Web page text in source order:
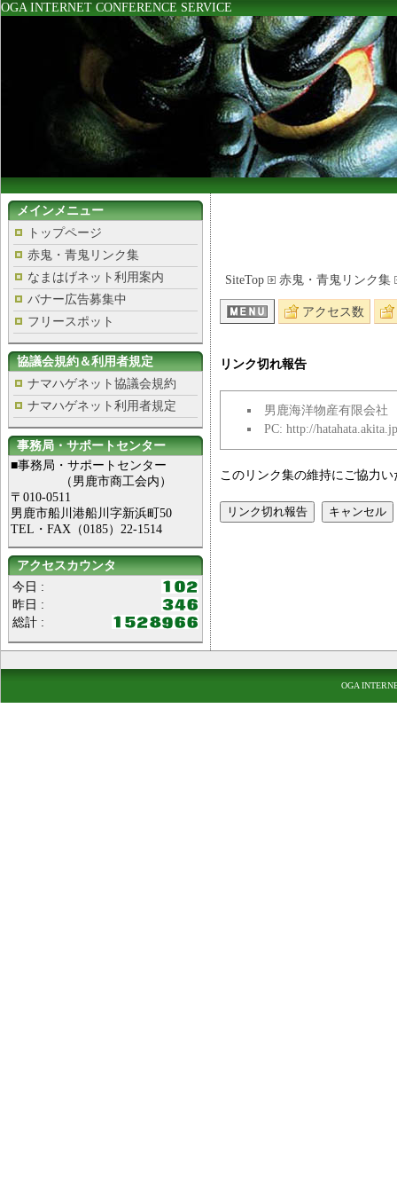
OGA INTERNET CONFERENCE SERVICE
メインメニュー
トップページ
赤鬼・青鬼リンク集
なまはげネット利用案内
バナー広告募集中
フリースポット
協議会規約＆利用者規定
ナマハゲネット協議会規約
ナマハゲネット利用者規定
事務局・サポートセンター
■事務局・サポートセンター
（男鹿市商工会内）
〒010-0511
男鹿市船川港船川字新浜町50
TEL・FAX（0185）22-1514
アクセスカウンタ
今日 :
昨日 :
総計 :
SiteTop 赤鬼・青鬼リンク集
アクセス数
リンク切れ報告
男鹿海洋物産有限会社
PC: http://
このリンク集の維持にご協力
OGA